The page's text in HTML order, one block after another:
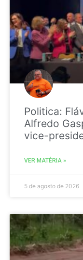
Politica:
Alfredo
vice-
VER MATÉRIA »
5 de agosto de 2026